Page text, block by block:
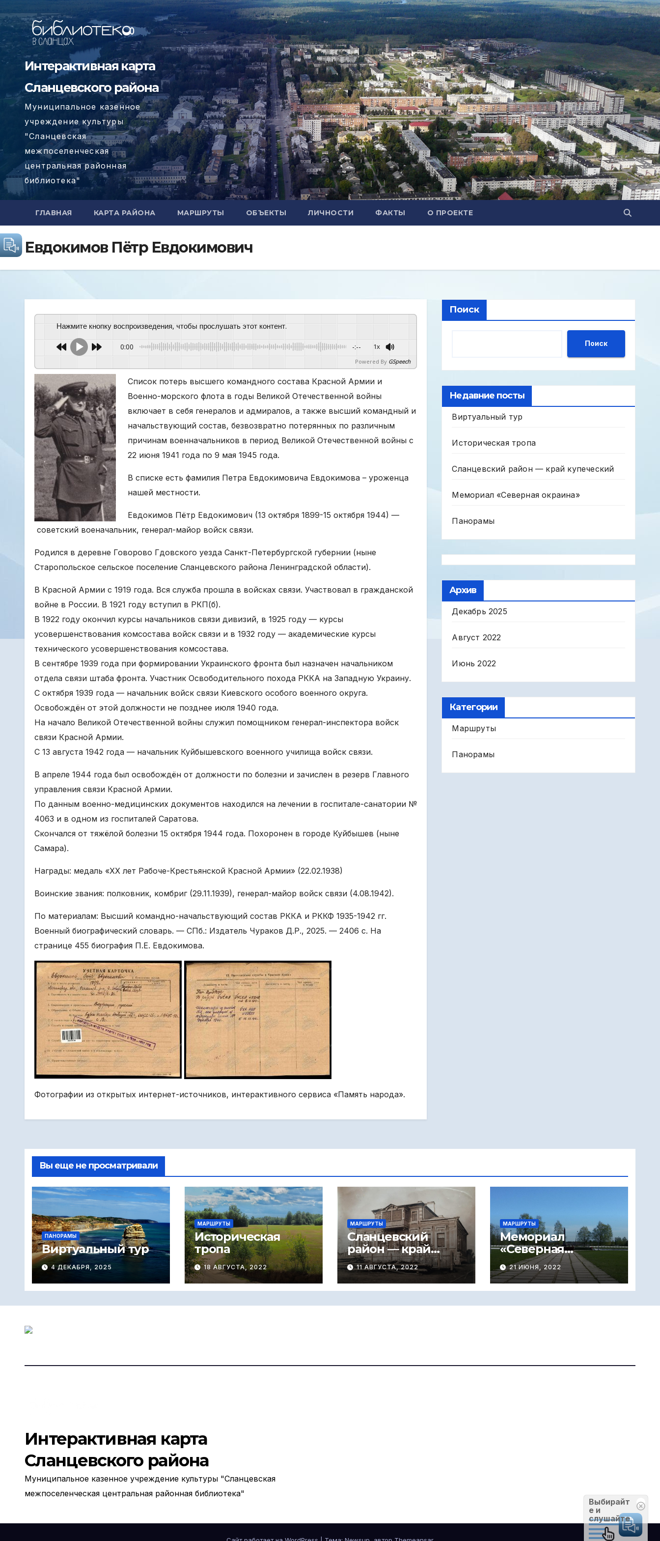
к
содержимому
Интерактивная карта
Сланцевского района
Муниципальное казенное
учреждение культуры
"Сланцевская
межпоселенческая
центральная районная
библиотека"
ГЛАВНАЯ КАРТА РАЙОНА МАРШРУТЫ ОБЪЕКТЫ ЛИЧНОСТИ ФАКТЫ О ПРОЕКТЕ
Евдокимов Пётр Евдокимович
Нажмите кнопку воспроизведения, чтобы прослушать этот контент.
0:00 -:-- 1x
Powered By GSpeech
Список потерь высшего командного состава Красной Армии и
Военно-морского флота в годы Великой Отечественной войны
включает в себя генералов и адмиралов, а также высший командный и
начальствующий состав, безвозвратно потерянных по различным
причинам военначальников в период Великой Отечественной войны с
22 июня 1941 года по 9 мая 1945 года.
В списке есть фамилия Петра Евдокимовича Евдокимова – уроженца
нашей местности.
Евдокимов Пётр Евдокимович (13 октября 1899-15 октября 1944) —
советский военачальник, генерал-майор войск связи.
Родился в деревне Говорово Гдовского уезда Санкт-Петербургской губернии (ныне
Старопольское сельское поселение Сланцевского района Ленинградской области).
В Красной Армии с 1919 года. Вся служба прошла в войсках связи. Участвовал в гражданской
войне в России. В 1921 году вступил в РКП(б).
В 1922 году окончил курсы начальников связи дивизий, в 1925 году — курсы
усовершенствования комсостава войск связи и в 1932 году — академические курсы
технического усовершенствования комсостава.
В сентябре 1939 года при формировании Украинского фронта был назначен начальником
отдела связи штаба фронта. Участник Освободительного похода РККА на Западную Украину.
С октября 1939 года — начальник войск связи Киевского особого военного округа.
Освобождён от этой должности не позднее июля 1940 года.
На начало Великой Отечественной войны служил помощником генерал-инспектора войск
связи Красной Армии.
С 13 августа 1942 года — начальник Куйбышевского военного училища войск связи.
В апреле 1944 года был освобождён от должности по болезни и зачислен в резерв Главного
управления связи Красной Армии.
По данным военно-медицинских документов находился на лечении в госпитале-санатории №
4063 и в одном из госпиталей Саратова.
Скончался от тяжёлой болезни 15 октября 1944 года. Похоронен в городе Куйбышев (ныне
Самара).
Награды: медаль «XX лет Рабоче-Крестьянской Красной Армии» (22.02.1938)
Воинские звания: полковник, комбриг (29.11.1939), генерал-майор войск связи (4.08.1942).
По материалам: Высший командно-начальствующий состав РККА и РККФ 1935-1942 гг.
Военный биографический словарь. — СПб.: Издатель Чураков Д.Р., 2025. — 2406 с. На
странице 455 биография П.Е. Евдокимова.
Фотографии из открытых интернет-источников, интерактивного сервиса «Память народа».
Поиск
Поиск
Недавние посты
Виртуальный тур
Историческая тропа
Сланцевский район — край купеческий
Мемориал «Северная окраина»
Панорамы
Архив
Декабрь 2025
Август 2022
Июнь 2022
Категории
Маршруты
Панорамы
Вы еще не просматривали
ПАНОРАМЫ
Виртуальный тур
4 ДЕКАБРЯ, 2025
МАРШРУТЫ
Историческая
тропа
18 АВГУСТА, 2022
МАРШРУТЫ
Сланцевский
район — край
купеческий
11 АВГУСТА, 2022
МАРШРУТЫ
Мемориал
«Северная
окраина»
21 ИЮНЯ, 2022
Интерактивная карта
Сланцевского района
Муниципальное казенное учреждение культуры "Сланцевская
межпоселенческая центральная районная библиотека"
Выбирайт
е и
слушайте